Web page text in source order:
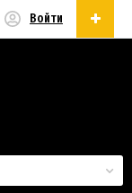
Войти